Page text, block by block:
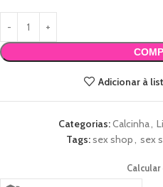
Adicionar à
Categorias:Calcinha,
Tags:sex shop, sex